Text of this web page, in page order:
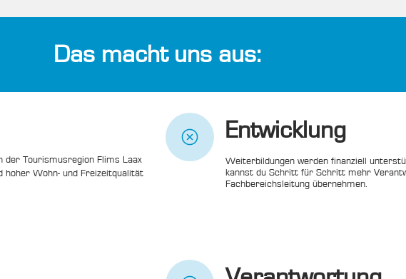
Das macht uns aus:
Tourismusregion Flims Laax
Wohn- und Freizeitqualität
Entwicklung
Weiterbildungen werden finanziell
kannst du Schritt für Schritt mehr
Fachbereichsleitung übernehmen.